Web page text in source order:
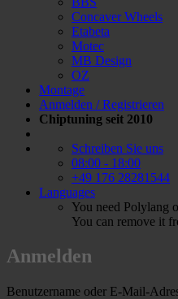
Concaver Wheels
Etabeta
Motec
MB Design
OZ
Montage
Anmelden / Registrieren
Chiptuning seit 2010
Schreiben Sie uns
08:00 - 18:00
+49 176 28281544
Languages
You need Polylang
You can remove it
Anmelden
Benutzername oder E-Mail-